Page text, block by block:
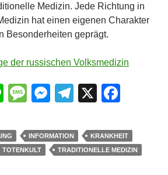
Medizin. Jede Richtung in
hat einen eigenen Charakter
Besonderheiten geprägt.
der russischen Volksmedizin
Li
e
M
ss
a
M
ss
e
T
e
gr
X
c
e
INFORMATION
KRANKHEIT
TOTENKULT TRADITIONELLE MEDIZIN